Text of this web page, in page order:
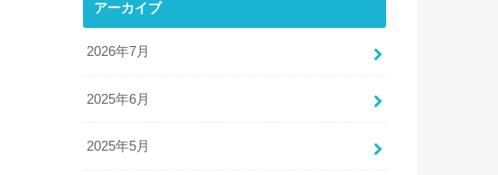
アーカイブ
2026年7月
2025年6月
2025年5月